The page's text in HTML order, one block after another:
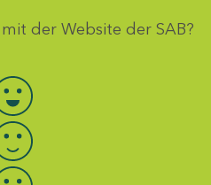
der Website der SAB?
auswählen